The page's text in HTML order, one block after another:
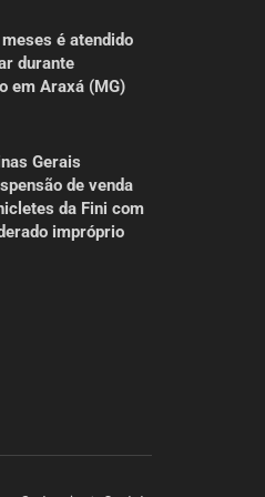
é atendido
durante
em Araxá (MG)
Gerais
de venda
da Fini com
impróprio